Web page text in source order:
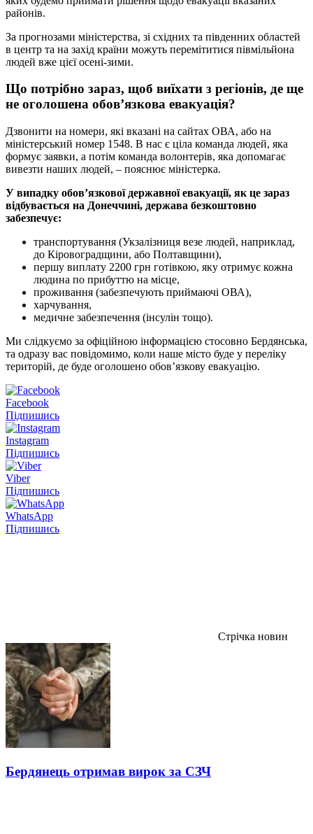
районів.
За прогнозами міністерства, зі східних та південних областей
в центр та на захід країни можуть перемітитися півмільйона
людей вже цієї осені-зими.
Що потрібно зараз, щоб виїхати з регіонів, де ще
не оголошена обов’язкова евакуація?
Дзвонити на номери, які вказані на сайтах ОВА, або на
міністерський номер 1548. В нас є ціла команда людей, яка
формує заявки, а потім команда волонтерів, яка допомагає
вивезти наших людей, – пояснює міністерка.
У випадку обов’язкової державної евакуації, як це зараз
відбувається на Донеччині, держава безкоштовно
забезпечує:
транспортування (Укзалізниця везе людей, наприклад,
до Кіровоградщини, або Полтавщини),
першу виплату 2200 грн готівкою, яку отримує кожна
людина по прибуттю на місце,
проживання (забезпечують приймаючі ОВА),
харчування,
медичне забезпечення (інсулін тощо).
Ми слідкуємо за офіційною інформацією стосовно Бердянська,
та одразу вас повідомимо, коли наше місто буде у переліку
територій, де буде оголошено обов’язкову евакуацію.
Facebook
Підпишись
Instagram
Підпишись
Viber
Підпишись
WhatsApp
Підпишись
Стрічка новин
Бердянець отримав вирок за СЗЧ